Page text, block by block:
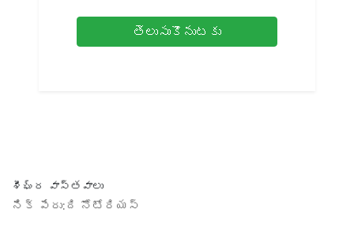
తెలుసుకొనుటకు
శీఘ్ర వాస్తవాలు
నిక్ పేరు:ది నోటోరియస్